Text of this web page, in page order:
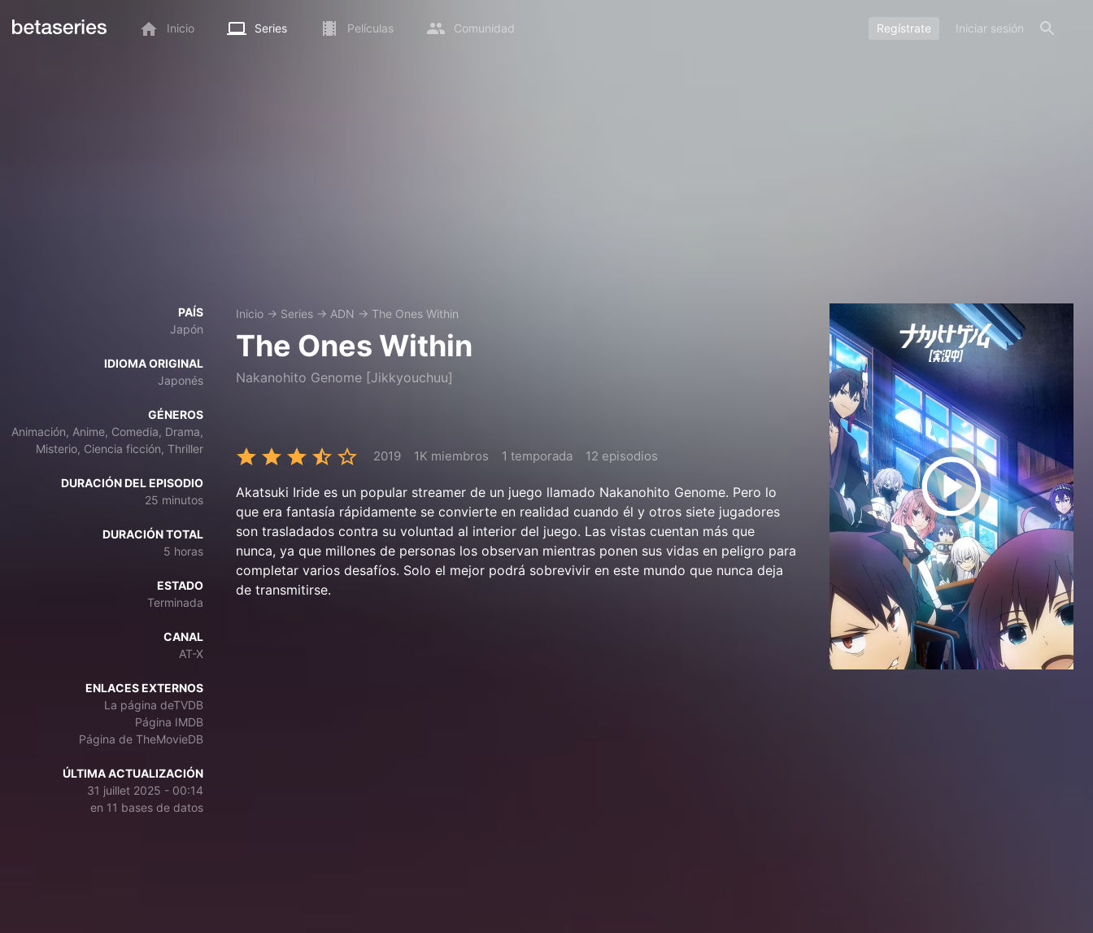
Inicio Series Películas Comunidad Regístrate Iniciar sesión
PAÍS
Japón
IDIOMA ORIGINAL
Japonés
GÉNEROS
Animación, Anime, Comedia, Drama,
Misterio, Ciencia ficción, Thriller
DURACIÓN DEL EPISODIO
25 minutos
DURACIÓN TOTAL
5 horas
ESTADO
Terminada
CANAL
AT-X
ENLACES EXTERNOS
La página deTVDB
Página IMDB
Página de TheMovieDB
ÚLTIMA ACTUALIZACIÓN
31 juillet 2025 - 00:14
en 11 bases de datos
Inicio → Series → ADN → The Ones Within
The Ones Within
Nakanohito Genome [Jikkyouchuu]
2019 1K miembros 1 temporada 12 episodios
Akatsuki Iride es un popular streamer de un juego llamado Nakanohito Genome. Pero lo
que era fantasía rápidamente se convierte en realidad cuando él y otros siete jugadores
son trasladados contra su voluntad al interior del juego. Las vistas cuentan más que
nunca, ya que millones de personas los observan mientras ponen sus vidas en peligro para
completar varios desafíos. Solo el mejor podrá sobrevivir en este mundo que nunca deja
de transmitirse.